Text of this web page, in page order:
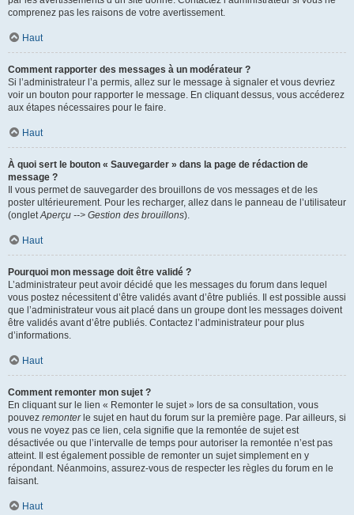
comprenez pas les raisons de votre avertissement.
Haut
Comment rapporter des messages à un modérateur ?
Si l’administrateur l’a permis, allez sur le message à signaler et vous devriez
voir un bouton pour rapporter le message. En cliquant dessus, vous accéderez
aux étapes nécessaires pour le faire.
Haut
À quoi sert le bouton « Sauvegarder » dans la page de rédaction de
message ?
Il vous permet de sauvegarder des brouillons de vos messages et de les
poster ultérieurement. Pour les recharger, allez dans le panneau de l’utilisateur
(ongletAperçu --> Gestion des brouillons).
Haut
Pourquoi mon message doit être validé ?
L’administrateur peut avoir décidé que les messages du forum dans lequel
vous postez nécessitent d’être validés avant d’être publiés. Il est possible aussi
que l’administrateur vous ait placé dans un groupe dont les messages doivent
être validés avant d’être publiés. Contactez l’administrateur pour plus
d’informations.
Haut
Comment remonter mon sujet ?
En cliquant sur le lien « Remonter le sujet » lors de sa consultation, vous
pouvez remonterle sujet en haut du forum sur la première page. Par ailleurs, si
vous ne voyez pas ce lien, cela signifie que la remontée de sujet est
désactivée ou que l’intervalle de temps pour autoriser la remontée n’est pas
atteint. Il est également possible de remonter un sujet simplement en y
répondant. Néanmoins, assurez-vous de respecter les règles du forum en le
faisant.
Haut